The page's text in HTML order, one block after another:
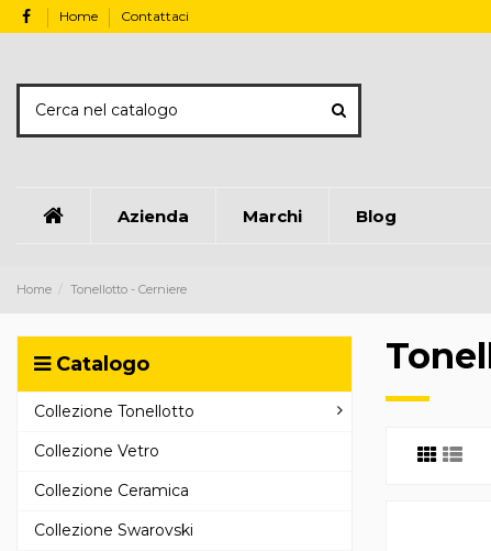
Home Contattaci
Azienda Marchi Blog
Home Tonellotto - Cerniere
Catalogo
Collezione Tonellotto
Collezione Vetro
Collezione Ceramica
Collezione Swarovski